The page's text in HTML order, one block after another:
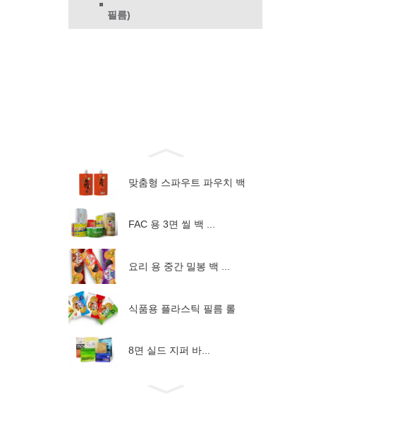
필름)
맞춤형 스파우트 파우치 백
FAC 용 3면 씰 백 ...
요리 용 중간 밀봉 백 ...
식품용 플라스틱 필름 롤
8면 실드 지퍼 바...